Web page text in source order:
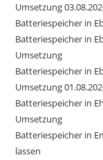
Umsetzung
Batteriespeicher in
Batteriespeicher in
Umsetzung
Batteriespeicher in
Umsetzung
Batteriespeicher in
Umsetzung
Batteriespeicher in
lassen